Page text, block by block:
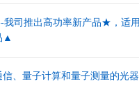
司推出高功率新产品★，适
▲
、量子计算和量子测量的光